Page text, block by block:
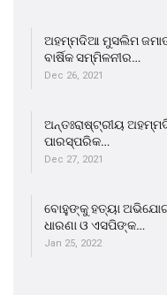
ଅହମ୍ମଦିଆ ମୁସଲିମ
ବାର୍ଷିକ ସମ୍ମିଳନୀର…
Dec 26, 2021
ଅନ୍ତଃରାଷ୍ଟ୍ରୀୟ
ପାରସ୍ପରିକ…
Dec 27, 2021
ବୋହୁଙ୍କୁ ହତ୍ୟା
ଧାରଣା ଓ ଏସପିଙ୍କ…
Jan 25, 2022